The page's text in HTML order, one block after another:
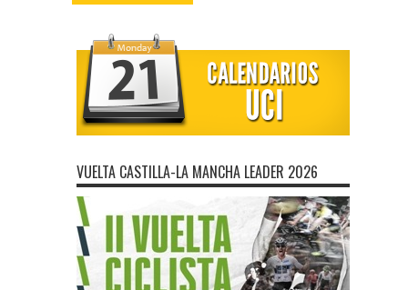
VUELTA CASTILLA-LA MANCHA LEADER 2026